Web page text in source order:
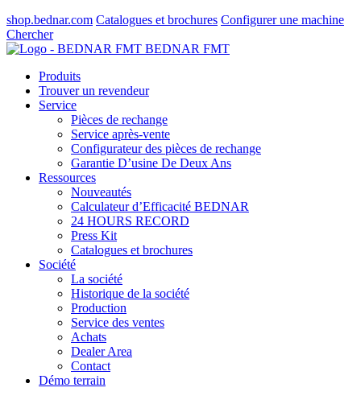
shop.bednar.com Catalogues et brochures Configurer une machine
Chercher
BEDNAR FMT
Produits
Trouver un revendeur
Service
Pièces de rechange
Service après-vente
Configurateur des pièces de rechange
Garantie D’usine De Deux Ans
Ressources
Nouveautés
Calculateur d’Efficacité BEDNAR
24 HOURS RECORD
Press Kit
Catalogues et brochures
Société
La société
Historique de la société
Production
Service des ventes
Achats
Dealer Area
Contact
Démo terrain